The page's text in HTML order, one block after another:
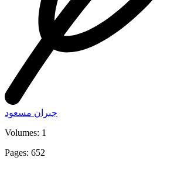
جبران مسعود
Volumes: 1
Pages: 652